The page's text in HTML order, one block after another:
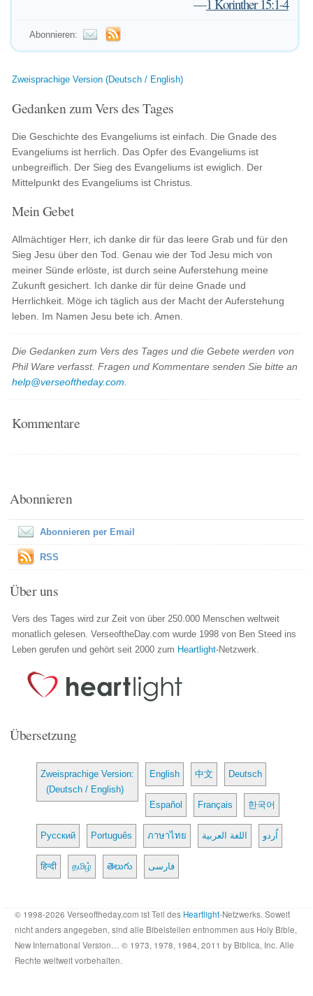
—1 Korinther 15:1-4
Abonnieren:
Zweisprachige Version (Deutsch / English)
Gedanken zum Vers des Tages
Die Geschichte des Evangeliums ist einfach. Die Gnade des
Evangeliums ist herrlich. Das Opfer des Evangeliums ist
unbegreiflich. Der Sieg des Evangeliums ist ewiglich. Der
Mittelpunkt des Evangeliums ist Christus.
Mein Gebet
Allmächtiger Herr, ich danke dir für das leere Grab und für den
Sieg Jesu über den Tod. Genau wie der Tod Jesu mich von
meiner Sünde erlöste, ist durch seine Auferstehung meine
Zukunft gesichert. Ich danke dir für deine Gnade und
Herrlichkeit. Möge ich täglich aus der Macht der Auferstehung
leben. Im Namen Jesu bete ich. Amen.
Die Gedanken zum Vers des Tages und die Gebete werden von
Phil Ware verfasst. Fragen und Kommentare senden Sie bitte an
help@verseoftheday.com
Kommentare
Abonnieren
Abonnieren per Email
RSS
Über uns
Vers des Tages wird zur Zeit von über 250.000 Menschen weltweit
monatlich gelesen. VerseoftheDay.com wurde 1998 von Ben Steed ins
Leben gerufen und gehört seit 2000 zum Heartlight-Netzwerk.
Übersetzung
Zweisprachige Version:
(Deutsch / English)
English 中文 Deutsch
Español Français 한국어
Русский Português ภาษาไทย اللغة العربية اُردو
हिन्दी தமிழ் తెలుగు فارسی
© 1998-2026 Verseoftheday.com ist Teil des Heartlight-Netzwerks. Soweit
nicht anders angegeben, sind alle Bibelstellen entnommen aus Holy Bible,
New International Version… © 1973, 1978, 1984, 2011 by Biblica, Inc. Alle
Rechte weltweit vorbehalten.